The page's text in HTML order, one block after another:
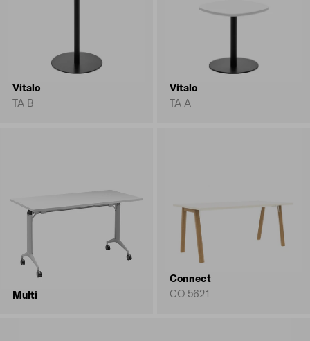
Vitalo
TA B
Vitalo
TA A
Multi
Connect
CO 5621